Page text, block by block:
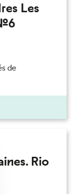
Les
de
Rio
le